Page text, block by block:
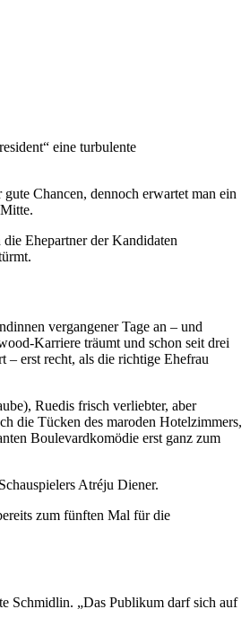
eine turbulente
Chancen, dennoch erwartet man ein
Ehepartner der Kandi­daten
vergangener Tage an – und
Karriere träumt und schon seit drei
– erst recht, als die richtige Ehefrau
Ruedis frisch verliebter, aber
die Tücken des maroden Hotelzimmers,
Boulevardkomödie erst ganz zum
Atréju Diener.
zum fünften Mal für die
Schmidlin. „Das Publikum darf sich auf